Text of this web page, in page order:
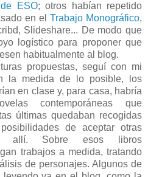
ESO; otros habían repetido
en el Trabajo Monográfico,
Slideshare... De modo que
logístico para proponer que
habitualmente al blog.
propuestas, seguí con mi
la medida de lo posible, los
en clase y, para casa, habría
contemporáneas que
últimas quedaban recogidas
de aceptar otras
allí. Sobre esos libros
trabajos a medida, tratando
de personajes. Algunos de